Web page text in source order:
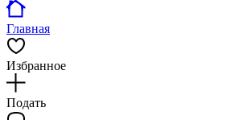
Главная
Избранное
Подать